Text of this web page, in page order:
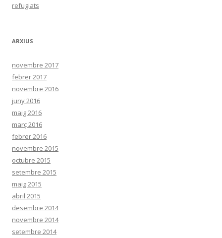
refugiats
ARXIUS
novembre 2017
febrer 2017
novembre 2016
juny 2016
maig 2016
març 2016
febrer 2016
novembre 2015
octubre 2015
setembre 2015
maig 2015
abril 2015
desembre 2014
novembre 2014
setembre 2014